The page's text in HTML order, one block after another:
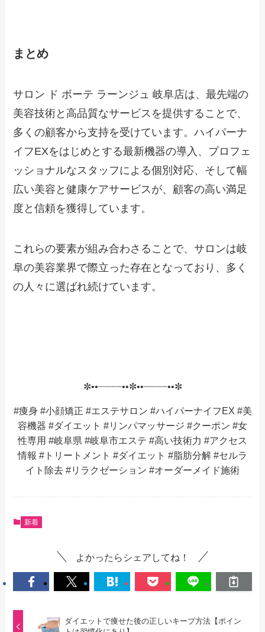
まとめ
サロン ド ボーテ ラーンジュ 岐阜店は、最先端の
美容技術と高品質なサービスを提供することで、
多くの顧客から支持を受けています。ハイパーナ
イフEXをはじめとする最新機器の導入、プロフェ
ッショナルなスタッフによる個別対応、そして幅
広い美容と健康ケアサービスが、顧客の高い満足
度と信頼を獲得しています。
これらの要素が組み合わさることで、サロンは岐
阜の美容業界で際立った存在となっており、多く
の人々に選ばれ続けています。
✼••┈┈┈┈••✼••┈┈┈┈••✼
#痩身 #小顔矯正 #エステサロン #ハイパーナイフEX #美
容機器 #ダイエット #リンパマッサージ #クーポン #女
性専用 #岐阜県 #岐阜市エステ #高い技術力 #アクセス
情報 #トリートメント #ダイエット #脂肪分解 #セルラ
イト除去 #リラクゼーション #オーダーメイド施術
新着
よかったらシェアしてね！
ダイエットで痩せた後の正しいキープ方法【ポイン